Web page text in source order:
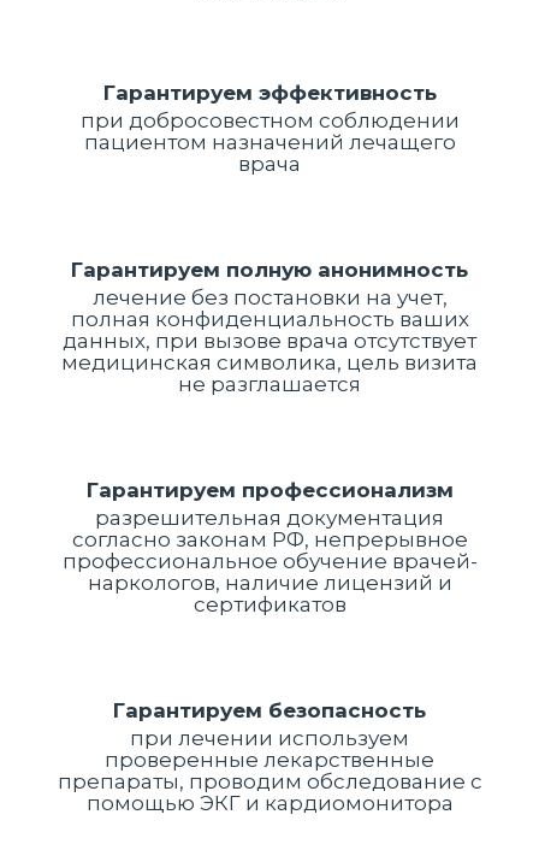
Гарантируем эффективность
при добросовестном соблюдении
пациентом назначений лечащего
врача
Гарантируем полную анонимность
лечение без постановки на учет,
полная конфиденциальность ваших
данных, при вызове врача отсутствует
медицинская символика, цель визита
не разглашается
Гарантируем профессионализм
разрешительная документация
согласно законам РФ, непрерывное
профессиональное обучение врачей-
наркологов, наличие лицензий и
сертификатов
Гарантируем безопасность
при лечении используем
проверенные лекарственные
препараты, проводим обследование с
помощью ЭКГ и кардиомонитора